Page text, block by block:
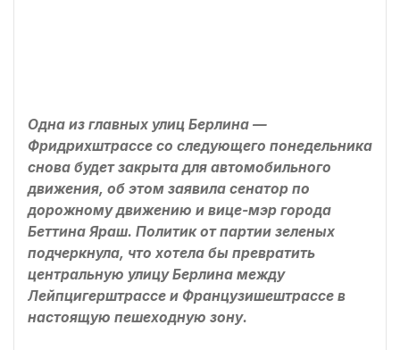
Одна из главных улиц Берлина —
Фридрихштрассе со следующего понедельника
снова будет закрыта для автомобильного
движения, об этом заявила сенатор по
дорожному движению и вице-мэр города
Беттина Яраш. Политик от партии зеленых
подчеркнула, что хотела бы превратить
центральную улицу Берлина между
Лейпцигерштрассе и Французишештрассе в
настоящую пешеходную зону.